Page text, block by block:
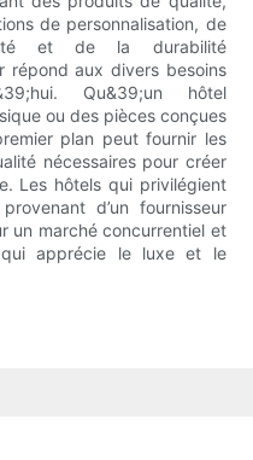
de personnalisation, de
et de la durabilité
répond aux divers besoins
Qu&39;un hôtel
ou des pièces conçues
plan peut fournir les
nécessaires pour créer
Les hôtels qui privilégient
d’un fournisseur
un marché concurrentiel et
apprécie le luxe et le